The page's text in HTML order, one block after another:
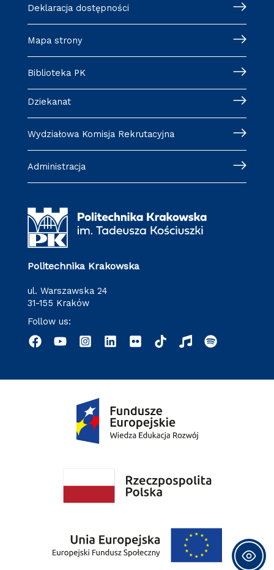
Deklaracja dostępności
Mapa strony
Biblioteka PK
Dziekanat
Wydziałowa Komisja Rekrutacyjna
Administracja
Politechnika Krakowska
ul. Warszawska 24
31-155 Kraków
Follow us: